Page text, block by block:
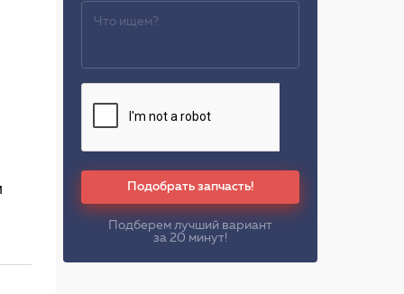
Подобрать запчасть!
Подберем лучший вариант
за 20 минут!